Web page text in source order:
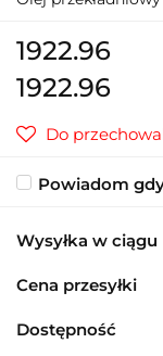
1922.96
1922.96
Do
Powiadom
Wysyłka w ciągu
Cena przesyłki
Dostępność